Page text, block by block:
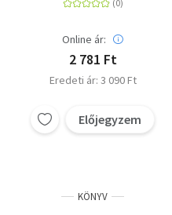
Online ár:
2 781 Ft
Eredeti ár: 3 090 Ft
Előjegyzem
KÖNYV